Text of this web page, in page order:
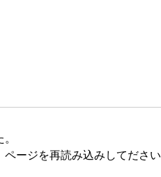
ージを再読み込みしてださ